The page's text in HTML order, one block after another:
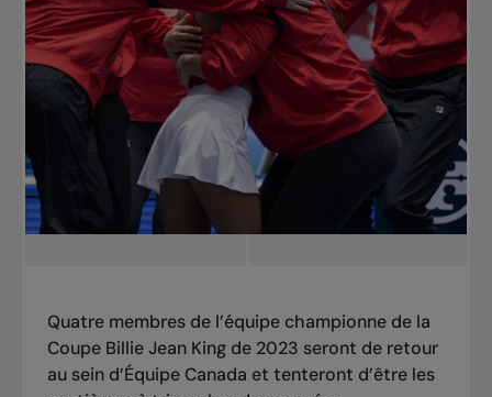
Quatre membres de l’équipe championne de la
Coupe Billie Jean King de 2023 seront de retour
au sein d’Équipe Canada et tenteront d’être les